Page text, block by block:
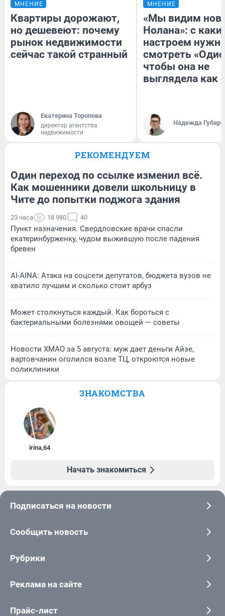
МНЕНИЕ
Квартиры дорожают,
но дешевеют: почему
рынок недвижимости
сейчас такой странный
Екатерина Торопова
директор агентства
недвижимости
МНЕНИЕ
«Мы видим
Нолана»: с
настроем
смотреть
чтобы она не
выглядела как
Надежда Губарь
РЕКОМЕНДУЕМ
Один переход по ссылке изменил всё.
Как мошенники довели школьницу в
Чите до попытки поджога здания
23 часа 18 980 40
Пункт назначения. Свердловские врачи спасли
екатеринбурженку, чудом выжившую после падения
бревен
AI-AINA: Атака на соцсети депутатов, бюджета вузов не
хватило лучшим и сколько стоит арбуз
Может столкнуться каждый. Как бороться с
бактериальными болезнями овощей — советы
Новости ХМАО за 5 августа: муж дает деньги Айзе,
вартовчанин оголился возле ТЦ, откроются новые
поликлиники
ЗНАКОМСТВА
irina,64
Начать знакомиться
Подписаться на новости
Сообщить новость
Рубрики
Реклама на сайте
Прайс-лист